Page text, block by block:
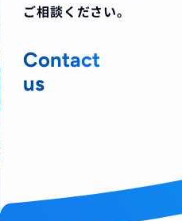
ご相談ください。
Contact
us